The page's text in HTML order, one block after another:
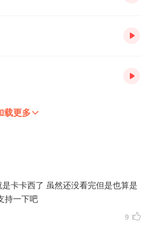
载更多
卡卡西了 虽然还没看完但是也算是
持一下吧
9